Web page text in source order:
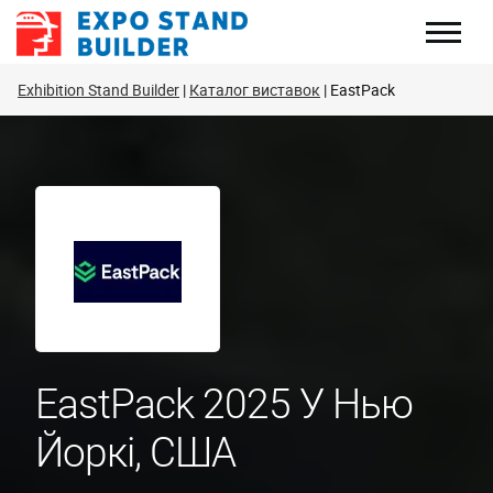
Перейти
Exhibition Stand Builder Каталог виставок EastPack
EastPack 2025 У Нью
Йоркі, США